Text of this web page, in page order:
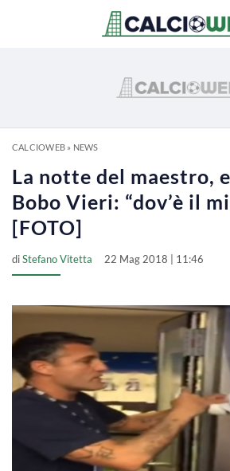
CALCIOWEB» NEWS
La notte del maestro,
Bobo Vieri: “dov’è il
[FOTO]
diStefano Vitetta 22 Mag 2018 | 11:46